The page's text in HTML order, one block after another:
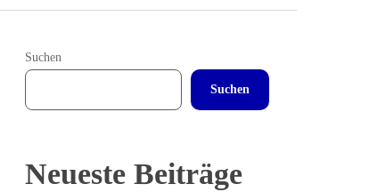
Suchen
Suchen
Neueste Beiträge